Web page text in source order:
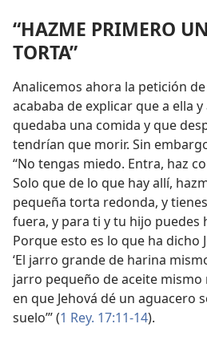
“HAZME PRIMERO
TORTA”
Analicemos ahora la petición de
acababa de explicar que a ella
quedaba una comida y que
tendrían que morir. Sin
“No tengas miedo. Entra, haz
Solo que de lo que hay allí,
pequeña torta redonda, y
fuera, y para ti y tu hijo puedes
Porque esto es lo que ha dicho
‘El jarro grande de harina
jarro pequeño de aceite mismo
en que Jehová dé un aguacero
suelo’” (1 Rey. 17:11-14).